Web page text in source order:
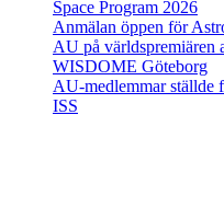
Space Program 2026
Anmälan öppen för
AU på världspremiären
WISDOME Göteborg
AU-medlemmar ställde
ISS